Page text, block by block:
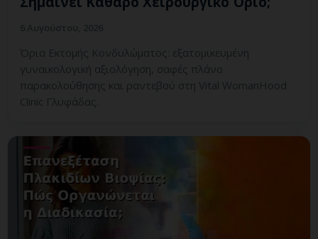
Όρια Εκτομής Κονδυλώματος: εξατομικευμένη
γυναικολογική αξιολόγηση, σαφές πλάνο
παρακολούθησης και ραντεβού στη Vital WomanHood
Clinic Γλυφάδας.